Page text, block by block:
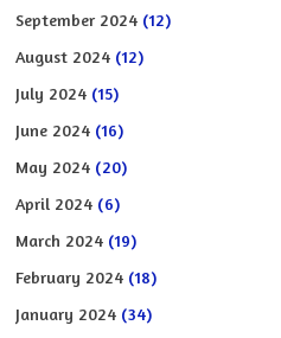
September 2024 (12)
August 2024 (12)
July 2024 (15)
June 2024 (16)
May 2024 (20)
April 2024 (6)
March 2024 (19)
February 2024 (18)
January 2024 (34)